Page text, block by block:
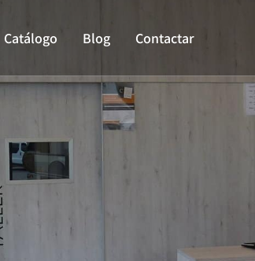
Catálogo Blog Contactar